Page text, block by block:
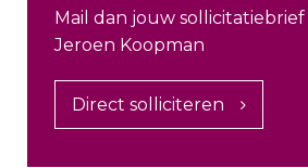
Mail dan jouw
Jeroen Koopman
Direct solliciteren